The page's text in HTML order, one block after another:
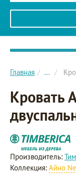
Главное меню
Главная ...
Кровать
Производитель:
Коллекция: Айно